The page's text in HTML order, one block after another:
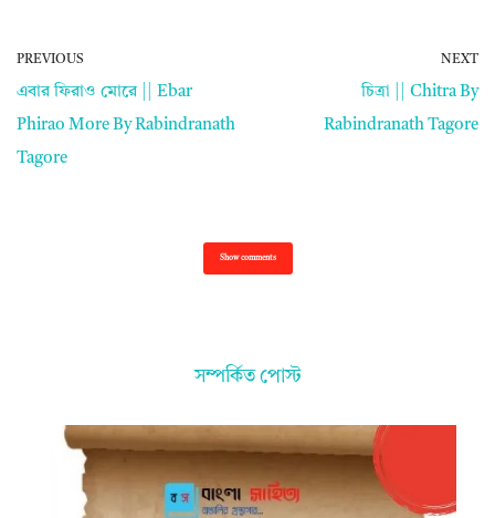
PREVIOUS
এবার ফিরাও মোরে || Ebar
Phirao More By Rabindranath
Tagore
NEXT
চিত্রা || Chitra By
Rabindranath Tagore
Show comments
সম্পর্কিত পোস্ট